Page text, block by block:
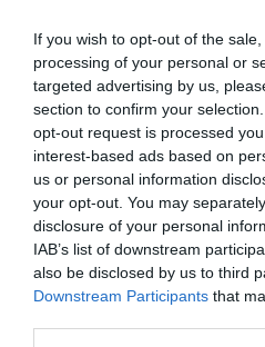
If you wish to opt-out of the
processing of your personal or
targeted advertising by us,
section to confirm your
opt-out request is processed
interest-based ads based on
us or personal information
your opt-out. You may
disclosure of your personal
IAB’s list of downstream
also be disclosed by us to third
Downstream Participants that
Με πρωινή προπόνηση
τον αγώνα της Κυριακής
πρόγραμμα ακολούθησε
Ινσούα, ενώ με ατομικό
Κουλιμπαλί και θεραπεία
περιελάμβανε
πιεστικό παιγνίδι με